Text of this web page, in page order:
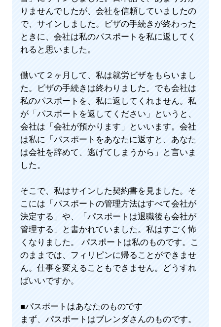
りませんでしたが、会社を信頼していましたの
で、サインしました。ビザの手続きが終わった
ときに、会社は私のパスポートを私に返してく
れると思いました。
働いて２ヶ月して、私は就労ビザをもらいまし
た。ビザの手続きは終わりました。でも会社は
私のパスポートを、私に返してくれません。私
が「パスポートを返してください」というと、
会社は「会社が預かります」といいます。会社
は私に「パスポートをあなたに返すと、あなた
は会社を辞めて、逃げてしまうから」と言いま
した。
そこで、私はサインした契約書を見ました。そ
こには「パスポートの管理方法はすべて会社が
決定する」や、「パスポートは退職後も会社が
管理する」と書かれていました。私はすごく怖
くなりました。 パスポートは私のものです。こ
のままでは、フィリピンに帰ることができませ
ん。仕事を変えることもできません。どうすれ
ばいいですか。
■パスポートはあなたのものです
まず、パスポートはブレンダさんのものです。